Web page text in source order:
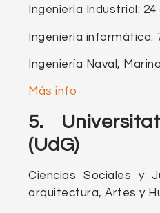
Ingenieria Industrial:
Ingeniería informática:
Ingeniería Naval,
Más info
5.
(UdG)
Ciencias Sociales y
arquitectura, Artes y